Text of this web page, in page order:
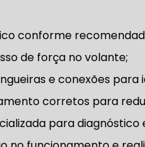
ZONA SUL
DE BLINDADOS
conforme
de força no volante;
e conexões para
corretos para
para